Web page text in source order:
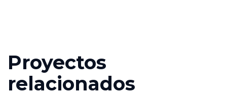
Proyectos
relacionados